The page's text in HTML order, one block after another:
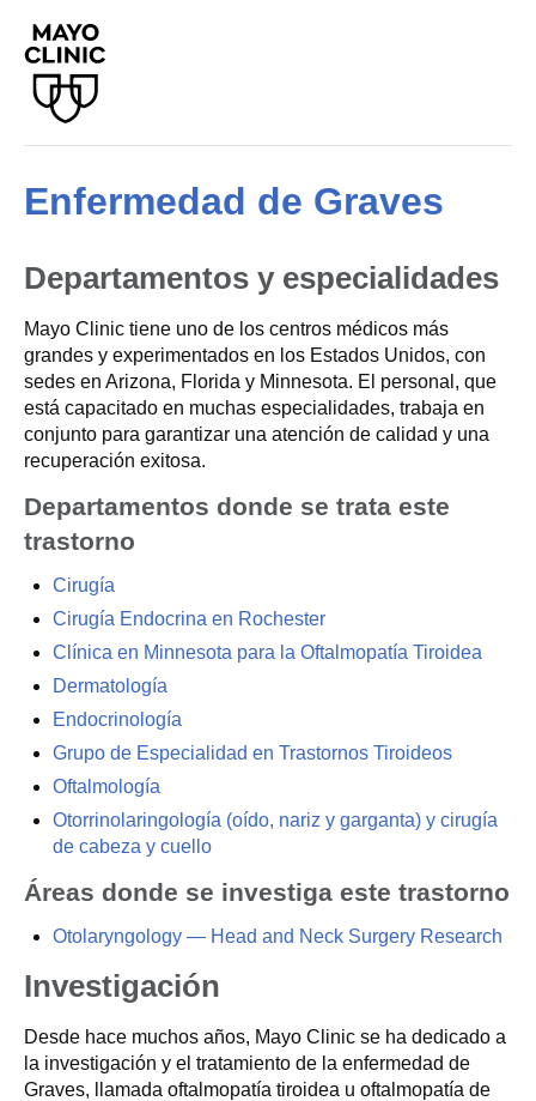
Enfermedad de Graves
Departamentos y especialidades
Mayo Clinic tiene uno de los centros médicos más
grandes y experimentados en los Estados Unidos, con
sedes en Arizona, Florida y Minnesota. El personal, que
está capacitado en muchas especialidades, trabaja en
conjunto para garantizar una atención de calidad y una
recuperación exitosa.
Departamentos donde se trata este
trastorno
Cirugía
Cirugía Endocrina en Rochester
Clínica en Minnesota para la Oftalmopatía Tiroidea
Dermatología
Endocrinología
Grupo de Especialidad en Trastornos Tiroideos
Oftalmología
Otorrinolaringología (oído, nariz y garganta) y cirugía
de cabeza y cuello
Áreas donde se investiga este trastorno
Otolaryngology — Head and Neck Surgery Research
Investigación
Desde hace muchos años, Mayo Clinic se ha dedicado a
la investigación y el tratamiento de la enfermedad de
Graves, llamada oftalmopatía tiroidea u oftalmopatía de